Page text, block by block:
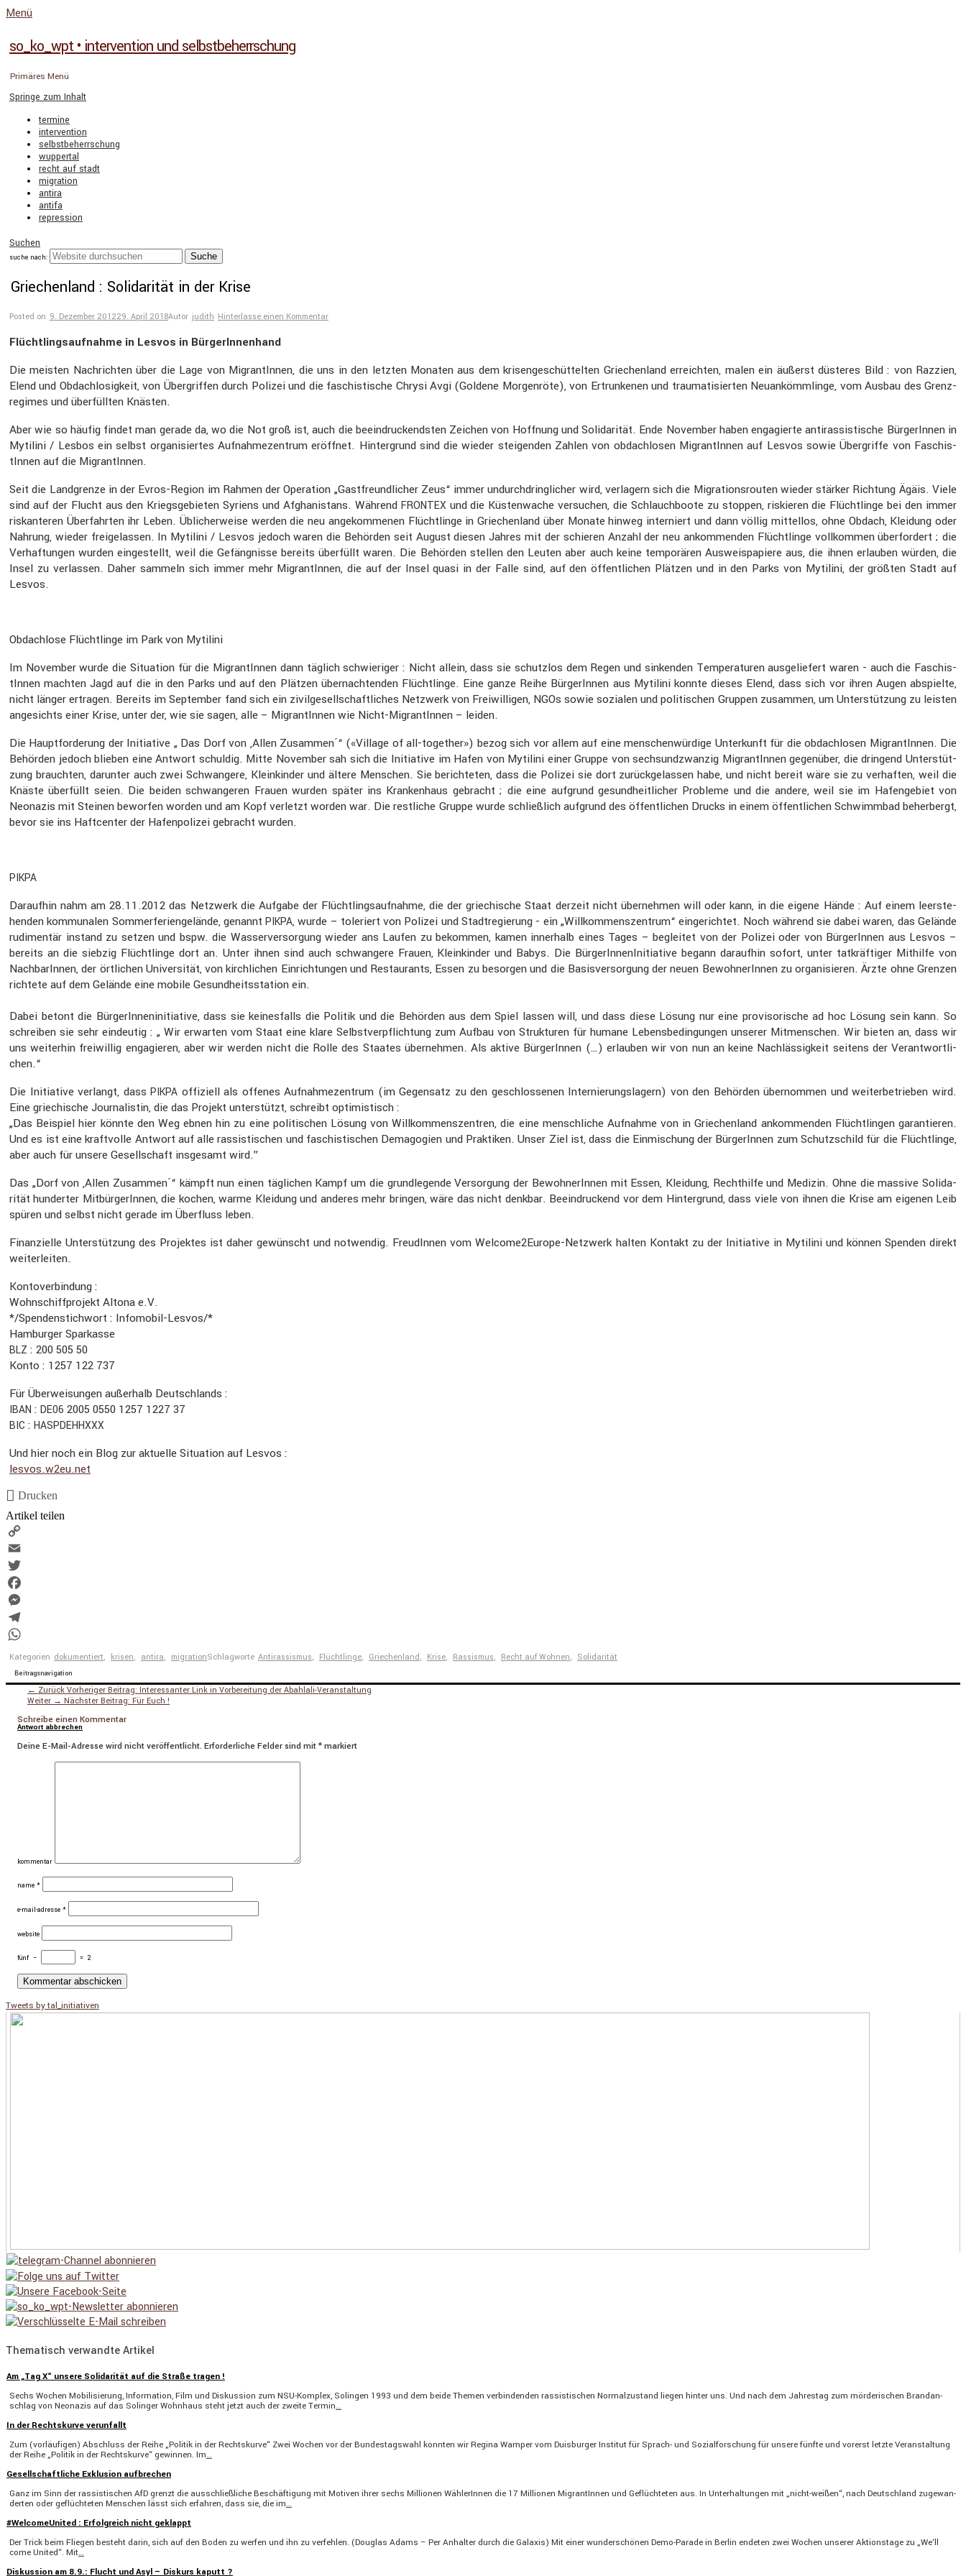
Menü
so_ko_wpt • intervention und selbstbeherrschung
Primäres Menü
Springe zum Inhalt
termine
intervention
selbstbeherrschung
wuppertal
recht auf stadt
migration
antira
antifa
repression
Suchen
suche nach:
Griechenland : Solidarität in der Krise
Posted on 9. Dezember 201229. April 2018Autor judith Hinterlasse einen Kommentar
Flücht­lings­auf­nahme in Lesvos in Bürge­rIn­nen­hand
Die meisten Nachrichten über die Lage von Migran­tInnen, die uns in den letzten Monaten aus dem krisen­ge­schüt­telten Griechen­land erreichten, malen ein äußerst düsteres Bild : von Razzien,
Elend und Obdach­lo­sig­keit, von Übergriffen durch Polizei und die faschis­ti­sche Chrysi Avgi (Goldene Morgen­röte), von Ertrun­kenen und trauma­ti­sierten Neuan­kömm­linge, vom Ausbau des Grenz­
re­gimes und überfüllten Knästen.
Aber wie so häufig findet man gerade da, wo die Not groß ist, auch die beein­dru­ckendsten Zeichen von Hoffnung und Solida­rität. Ende November haben engagierte antiras­sis­ti­sche Bürge­rInnen in
Mytilini / Lesbos ein selbst organi­siertes Aufnah­me­zen­trum eröffnet. Hinter­grund sind die wieder steigenden Zahlen von obdach­losen Migran­tInnen auf Lesvos sowie Übergriffe von Faschis­
tInnen auf die Migran­tInnen.
Seit die Landgrenze in der Evros-Region im Rahmen der Opera­tion „Gastfreund­li­cher Zeus“ immer undurch­dring­li­cher wird, verla­gern sich die Migra­ti­ons­routen wieder stärker Richtung Ägäis. Viele
sind auf der Flucht aus den Kriegs­ge­bieten Syriens und Afgha­ni­stans. Während FRONTEX und die Küsten­wache versu­chen, die Schlauch­boote zu stoppen, riskieren die Flücht­linge bei den immer
riskan­teren Überfahrten ihr Leben. Üblicher­weise werden die neu angekom­menen Flücht­linge in Griechen­land über Monate hinweg inter­niert und dann völlig mittellos, ohne Obdach, Kleidung oder
Nahrung, wieder freige­lassen. In Mytilini / Lesvos jedoch waren die Behörden seit August diesen Jahres mit der schieren Anzahl der neu ankom­menden Flücht­linge vollkommen überfor­dert ; die
Verhaf­tungen wurden einge­stellt, weil die Gefäng­nisse bereits überfüllt waren. Die Behörden stellen den Leuten aber auch keine tempo­rären Ausweis­pa­piere aus, die ihnen erlauben würden, die
Insel zu verlassen. Daher sammeln sich immer mehr Migran­tInnen, die auf der Insel quasi in der Falle sind, auf den öffent­li­chen Plätzen und in den Parks von Mytilini, der größten Stadt auf
Lesvos.
Obdach­lose Flücht­linge im Park von Mytilini
Im November wurde die Situa­tion für die Migran­tInnen dann täglich schwie­riger : Nicht allein, dass sie schutzlos dem Regen und sinkenden Tempe­ra­turen ausge­lie­fert waren - auch die Faschis­
tInnen machten Jagd auf die in den Parks und auf den Plätzen übernach­tenden Flücht­linge. Eine ganze Reihe Bürge­rInnen aus Mytilini konnte dieses Elend, dass sich vor ihren Augen abspielte,
nicht länger ertragen. Bereits im September fand sich ein zivil­ge­sell­schaft­li­ches Netzwerk von Freiwil­ligen, NGOs sowie sozialen und politi­schen Gruppen zusammen, um Unter­stüt­zung zu leisten
angesichts einer Krise, unter der, wie sie sagen, alle – Migran­tInnen wie Nicht-Migran­tInnen – leiden.
Die Haupt­for­de­rung der Initia­tive „ Das Dorf von ‚Allen Zusammen´“ («Village of all-together») bezog sich vor allem auf eine menschen­wür­dige Unter­kunft für die obdach­losen Migran­tInnen. Die
Behörden jedoch blieben eine Antwort schuldig. Mitte November sah sich die Initia­tive im Hafen von Mytilini einer Gruppe von sechs­und­zwanzig Migran­tInnen gegen­über, die dringend Unter­stüt­
zung brauchten, darunter auch zwei Schwan­gere, Klein­kinder und ältere Menschen. Sie berich­teten, dass die Polizei sie dort zurück­ge­lassen habe, und nicht bereit wäre sie zu verhaften, weil die
Knäste überfüllt seien. Die beiden schwan­geren Frauen wurden später ins Kranken­haus gebracht ; die eine aufgrund gesund­heit­li­cher Probleme und die andere, weil sie im Hafen­ge­biet von
Neonazis mit Steinen beworfen worden und am Kopf verletzt worden war. Die restliche Gruppe wurde schließ­lich aufgrund des öffent­li­chen Drucks in einem öffent­li­chen Schwimmbad beher­bergt,
bevor sie ins Haftcenter der Hafen­po­lizei gebracht wurden.
PIKPA
Daraufhin nahm am 28.11.2012 das Netzwerk die Aufgabe der Flücht­lings­auf­nahme, die der griechi­sche Staat derzeit nicht übernehmen will oder kann, in die eigene Hände : Auf einem leerste­
henden kommu­nalen Sommer­fe­ri­en­ge­lände, genanntPIKPA, wurde – toleriert von Polizei und Stadt­re­gie­rung - ein „Willkom­mens­zen­trum“ einge­richtet. Noch während sie dabei waren, das Gelände
rudimentär instand zu setzen und bspw. die Wasser­ver­sor­gung wieder ans Laufen zu bekommen, kamen inner­halb eines Tages – begleitet von der Polizei oder von Bürge­rInnen aus Lesvos –
bereits an die siebzig Flücht­linge dort an. Unter ihnen sind auch schwan­gere Frauen, Klein­kinder und Babys. Die Bürge­rIn­nen­In­itia­tive begann daraufhin sofort, unter tatkräf­tiger Mithilfe von
Nachba­rInnen, der örtli­chen Univer­sität, von kirch­li­chen Einrich­tungen und Restau­rants, Essen zu besorgen und die Basis­ver­sor­gung der neuen Bewoh­ne­rInnen zu organi­sieren. Ärzte ohne Grenzen
richtete auf dem Gelände eine mobile Gesund­heits­sta­tion ein.
Dabei betont die Bürge­rIn­nen­in­itia­tive, dass sie keines­falls die Politik und die Behörden aus dem Spiel lassen will, und dass diese Lösung nur eine provi­so­ri­sche ad hoc Lösung sein kann. So
schreiben sie sehr eindeutig : „ Wir erwarten vom Staat eine klare Selbst­ver­pflich­tung zum Aufbau von Struk­turen für humane Lebens­be­din­gungen unserer Mitmen­schen. Wir bieten an, dass wir
uns weiterhin freiwillig engagieren, aber wir werden nicht die Rolle des Staates übernehmen. Als aktive Bürge­rInnen (…) erlauben wir von nun an keine Nachläs­sig­keit seitens der Verant­wort­li­
chen.“
Die Initia­tive verlangt, dassPIKPA offiziell als offenes Aufnah­me­zen­trum (im Gegen­satz zu den geschlos­senen Inter­nie­rungs­la­gern) von den Behörden übernommen und weiter­be­trieben wird.
Eine griechi­sche Journa­listin, die das Projekt unter­stützt, schreibt optimis­tisch :
„Das Beispiel hier könnte den Weg ebnen hin zu eine politi­schen Lösung von Willkom­mens­zen­tren, die eine mensch­liche Aufnahme von in Griechen­land ankom­menden Flücht­lingen garan­tieren.
Und es ist eine kraft­volle Antwort auf alle rassis­ti­schen und faschis­ti­schen Demago­gien und Praktiken. Unser Ziel ist, dass die Einmi­schung der Bürge­rInnen zum Schutz­schild für die Flücht­linge,
aber auch für unsere Gesell­schaft insge­samt wird.”
Das „Dorf von ‚Allen Zusammen´“ kämpft nun einen tägli­chen Kampf um die grund­le­gende Versor­gung der Bewoh­ne­rInnen mit Essen, Kleidung, Recht­hilfe und Medizin. Ohne die massive Solida­
rität hunderter Mitbür­ge­rInnen, die kochen, warme Kleidung und anderes mehr bringen, wäre das nicht denkbar. Beein­dru­ckend vor dem Hinter­grund, dass viele von ihnen die Krise am eigenen Leib
spüren und selbst nicht gerade im Überfluss leben.
Finan­zi­elle Unter­stüt­zung des Projektes ist daher gewünscht und notwendig. FreudInnen vom Welco­me2­Eu­rope-Netzwerk halten Kontakt zu der Initia­tive in Mytilini und können Spenden direkt
weiter­leiten.
Konto­ver­bin­dung :
Wohnschiff­pro­jekt Altona e.V.
*/Spendenstichwort : Infomobil-Lesvos/*
Hamburger Sparkasse
BLZ : 200 505 50
Konto : 1257 122 737
Für Überwei­sungen außer­halb Deutsch­lands :
IBAN : DE06 2005 0550 1257 1227 37
BIC : HASPDEHHXXX
Und hier noch ein Blog zur aktuelle Situa­tion auf Lesvos :
lesvos​.w2eu​.net
Drucken
Artikel teilen
Copy
Link
Email
Twitter
Facebook
Messenger
Telegram
WhatsApp
Kategorien dokumentiert, krisen, antira, migrationSchlagworte Antirassismus, Flüchtlinge, Griechenland, Krise, Rassismus, Recht auf Wohnen, Solidarität
Beitragsnavigation
← Zurück Vorheriger Beitrag: Interessanter Link in Vorbereitung der Abahlali-Veranstaltung
Weiter → Nächster Beitrag: Für Euch !
Schreibe einen Kommentar
Antwort abbrechen
Deine E-Mail-Adresse wird nicht veröffentlicht. Erforderliche Felder sind mit*markiert
kommentar
name *
e-mail-adresse *
website
fünf − = 2
Tweets by tal_initiativen
Thematisch verwandte Artikel
Am „Tag X“ unsere Solidarität auf die Straße tragen !
Sechs Wochen Mobili­sie­rung, Infor­ma­tion, Film und Diskus­sion zum NSU-Komplex, Solingen 1993 und dem beide Themen verbin­denden rassis­ti­schen Normal­zu­stand liegen hinter uns. Und nach dem Jahrestag zum mörde­ri­schen Brand­an­
schlag von Neonazis auf das Solinger Wohnhaus steht jetzt auch der zweite Termin…
In der Rechtskurve verunfallt
Zum (vorläu­figen) Abschluss der Reihe „Politik in der Rechts­kurve“ Zwei Wochen vor der Bundes­tags­wahl konnten wir Regina Wamper vom Duisburger Institut für Sprach- und Sozial­for­schung für unsere fünfte und vorerst letzte Veran­stal­tung
der Reihe „Politik in der Rechts­kurve“ gewinnen. Im…
Gesellschaftliche Exklusion aufbrechen
Ganz im Sinn der rassis­ti­schen AfD grenzt die ausschließ­liche Beschäf­ti­gung mit Motiven ihrer sechs Millionen Wähle­rInnen die 17 Millionen Migran­tInnen und Geflüch­teten aus. In Unter­hal­tungen mit „nicht-weißen“, nach Deutsch­land zugewan­
derten oder geflüch­teten Menschen lässt sich erfahren, dass sie, die im…
#WelcomeUnited : Erfolgreich nicht geklappt
Der Trick beim Fliegen besteht darin, sich auf den Boden zu werfen und ihn zu verfehlen. (Douglas Adams – Per Anhalter durch die Galaxis) Mit einer wunder­schönen Demo-Parade in Berlin endeten zwei Wochen unserer Aktions­tage zu „We‘ll
come United“. Mit…
Diskussion am 8.9.: Flucht und Asyl – Diskurs kaputt ?